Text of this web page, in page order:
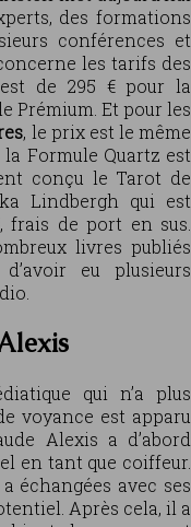
des formations
conférences et
les tarifs des
de 295 € pour la
Prémium. Et pour les
, le prix est le même
Formule Quartz est
conçu le Tarot de
Lindbergh qui est
frais de port en sus.
livres publiés
eu plusieurs
qui n’a plus
voyance est apparu
Alexis a d’abord
en tant que coiffeur.
échangées avec ses
Après cela, il a